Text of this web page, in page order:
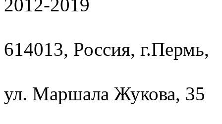
2012-2019
614013, Россия, г.Пермь,
ул. Маршала Жукова, 35